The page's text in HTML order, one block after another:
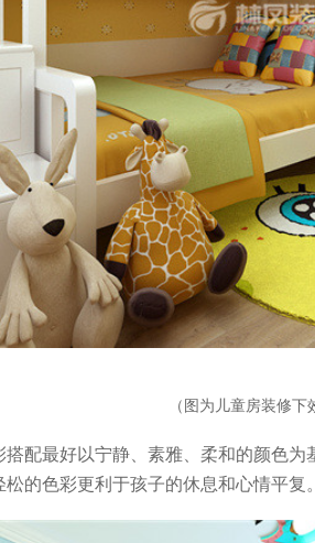
（图为儿童房装修下
配最好以宁静、素雅、柔和的颜色
的色彩更利于孩子的休息和心情平复。